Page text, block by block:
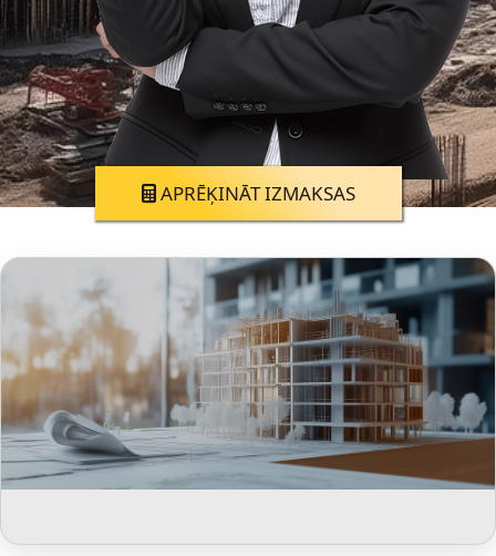
APRĒĶINĀT IZMAKSAS